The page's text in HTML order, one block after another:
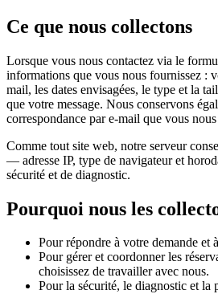
Ce que nous collectons
Lorsque vous nous contactez via le
informations que vous nous fournissez :
mail, les dates envisagées, le type et la
que votre message. Nous conservons
correspondance par e-mail que vous nous
Comme tout site web, notre serveur
— adresse IP, type de navigateur et
sécurité et de diagnostic.
Pourquoi nous les
Pour répondre à votre demande et
Pour gérer et coordonner les
choisissez de travailler avec nous.
Pour la sécurité, le diagnostic et la